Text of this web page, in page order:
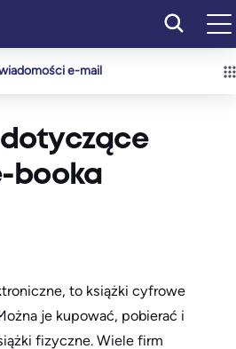
e-mail
booka
to książki cyfrowe
je kupować, pobierać i
fizyczne. Wiele firm